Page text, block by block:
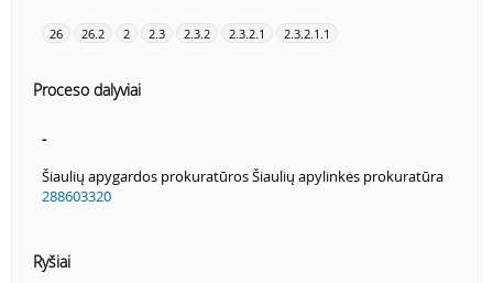
26 26.2 2 2.3 2.3.2 2.3.2.1 2.3.2.1.1
Proceso dalyviai
-
Šiaulių apygardos prokuratūros Šiaulių apylinkės prokuratūra
288603320
Ryšiai